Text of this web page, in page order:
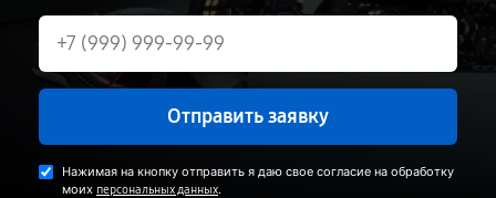
Отправить заявку
Нажимая на кнопку отправить я даю свое согласие на обработку
моих персональных данных.